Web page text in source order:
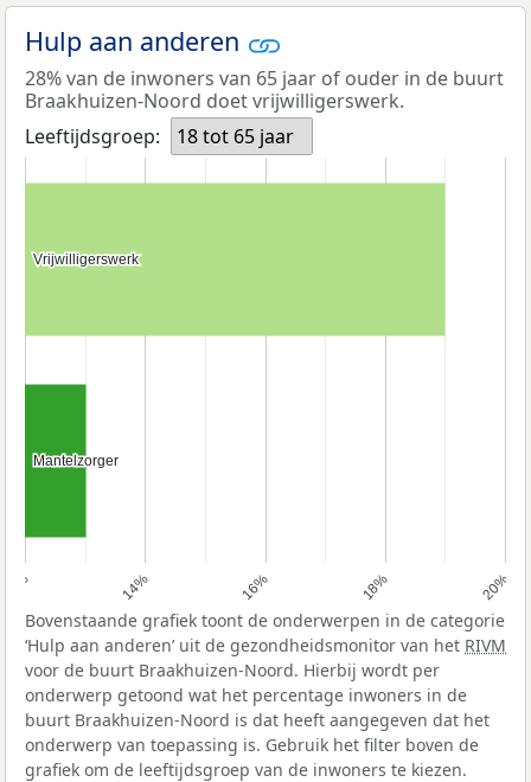
Hulp aan anderen
28% van de inwoners van 65 jaar of ouder in de buurt
Braakhuizen-Noord doet vrijwilligerswerk.
Leeftijdsgroep:
18 tot 65 jaar
12% 14% 16% 18% 20%
Vrijwilligerswerk
Vrijwilligerswerk
Mantelzorger
Mantelzorger
Bovenstaande grafiek toont de onderwerpen in de categorie
‘Hulp aan anderen’ uit de gezondheidsmonitor van het RIVM
voor de buurt Braakhuizen-Noord. Hierbij wordt per
onderwerp getoond wat het percentage inwoners in de
buurt Braakhuizen-Noord is dat heeft aangegeven dat het
onderwerp van toepassing is. Gebruik het filter boven de
grafiek om de leeftijdsgroep van de inwoners te kiezen.